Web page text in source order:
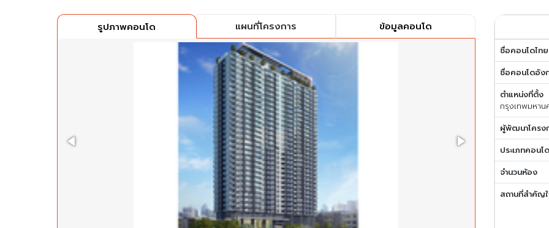
รูปภาพคอนโด แผนที่โครงการ ข้อมูลคอนโด
ชื่อคอนโดไทย
ชื่อคอนโดอัง
ตำแหน่งที่ตั้ง
กรุงเทพมหาน
ผู้พัฒนาโครง
ประเภทคอนโด
จำนวนห้อง
สถานที่สำคัญ